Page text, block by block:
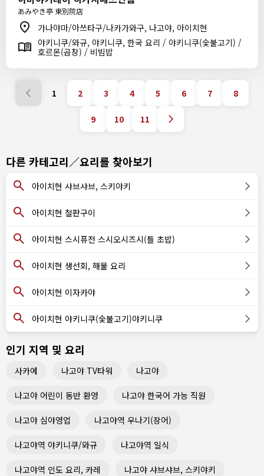
あみやき亭 東別院店
가나야마/아쓰타구/나카가와구, 나고야, 아이치현
야키니쿠/와규, 야키니쿠, 한국 요리 / 야키니쿠(숯불고기) /
호르몬(곱창) / 비빔밥
1 2 3 4 5 6 7 8
9 10 11
다른 카테고리／요리를 찾아보기
아이치현 샤브샤브, 스키야키
아이치현 철판구이
아이치현 스시퓨전 스시오시즈시(틀 초밥)
아이치현 생선회, 해물 요리
아이치현 이자카야
아이치현 야키니쿠(숯불고기)야키니쿠
인기 지역 및 요리
사카에 나고야 TV타워 나고야
나고야 어린이 동반 환영 나고야 한국어 가능 직원
나고야 심야영업 나고야역 우나기(장어)
나고야역 야키니쿠/와규 나고야역 일식
나고야역 인도 요리, 카레 나고야 샤브샤브, 스키야키